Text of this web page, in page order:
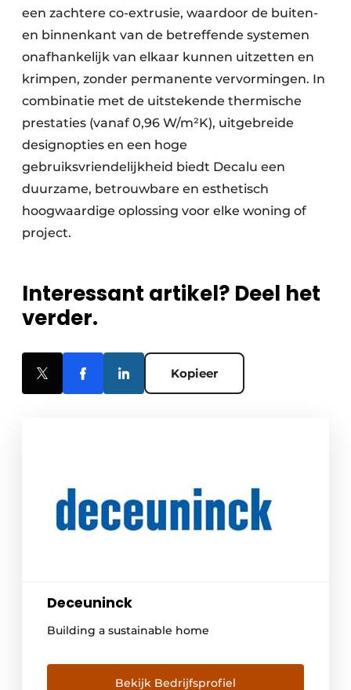
een zachtere co-extrusie, waardoor de buiten-
en binnenkant van de betreffende systemen
onafhankelijk van elkaar kunnen uitzetten en
krimpen, zonder permanente vervormingen. In
combinatie met de uitstekende thermische
prestaties (vanaf 0,96 W/m²K), uitgebreide
designopties en een hoge
gebruiksvriendelijkheid biedt Decalu een
duurzame, betrouwbare en esthetisch
hoogwaardige oplossing voor elke woning of
project.
Interessant artikel? Deel het
verder.
Kopieer
Deceuninck
Building a sustainable home
Bekijk Bedrijfsprofiel